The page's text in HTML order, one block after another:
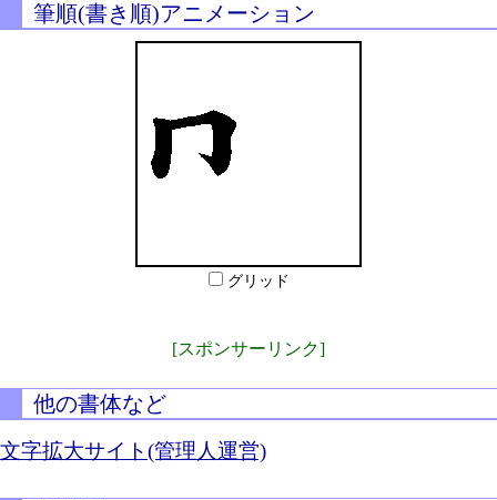
筆順(書き順)アニメーション
グリッド
[スポンサーリンク]
他の書体など
文字拡大サイト(管理人運営)